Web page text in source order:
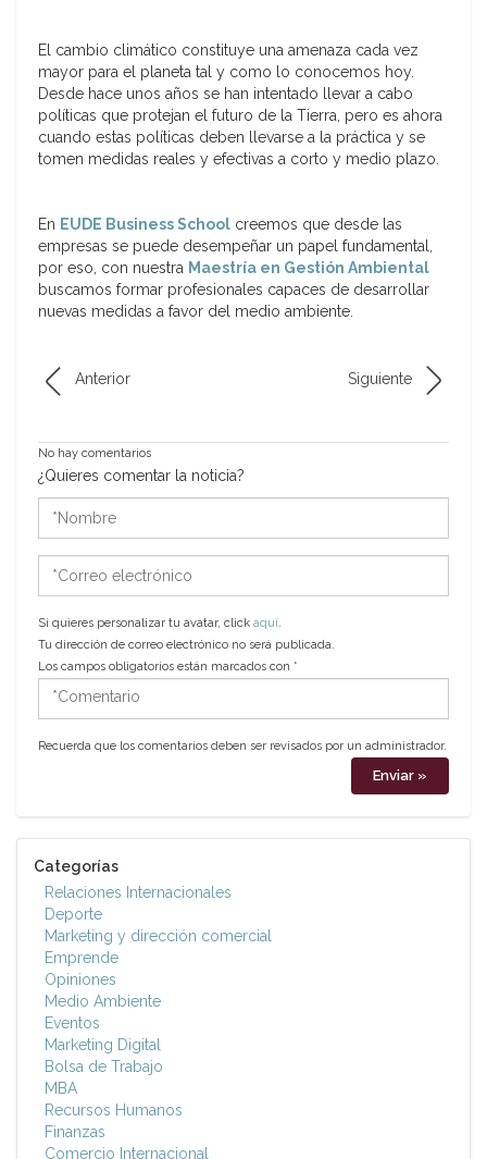
El cambio climático constituye una amenaza cada vez
mayor para el planeta tal y como lo conocemos hoy.
Desde hace unos años se han intentado llevar a cabo
políticas que protejan el futuro de la Tierra, pero es ahora
cuando estas políticas deben llevarse a la práctica y se
tomen medidas reales y efectivas a corto y medio plazo.
En EUDE Business School creemos que desde las
empresas se puede desempeñar un papel fundamental,
por eso, con nuestra Maestría en Gestión Ambiental
buscamos formar profesionales capaces de desarrollar
nuevas medidas a favor del medio ambiente.
Anterior Siguiente
No hay comentarios
¿Quieres comentar la noticia?
*Nombre
*Correo
electrónico
Si quieres personalizar tu avatar, click aquí.
Tu dirección de correo electrónico no será publicada.
Los campos obligatorios están marcados con *
*Comentario
Recuerda que los comentarios deben ser revisados por un administrador.
Categorías
Relaciones Internacionales
Deporte
Marketing y dirección comercial
Emprende
Opiniones
Medio Ambiente
Eventos
Marketing Digital
Bolsa de Trabajo
MBA
Recursos Humanos
Finanzas
Comercio Internacional